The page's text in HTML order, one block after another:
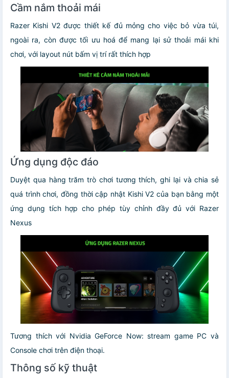
Cầm nắm thoải mái
Razer Kishi V2 được thiết kế đủ mỏng cho việc bỏ vừa túi,
ngoài ra, còn được tối ưu hoá để mang lại sử thoải mái khi
chơi, với layout nút bấm vị trí rất thích hợp
Ứng dụng độc đáo
Duyệt qua hàng trăm trò chơi tương thích, ghi lại và chia sẻ
quá trình chơi, đồng thời cập nhật Kishi V2 của bạn bằng một
ứng dụng tích hợp cho phép tùy chỉnh đầy đủ với Razer
Nexus
Tương thích với Nvidia GeForce Now: stream game PC và
Console chơi trên điện thoại.
Thông số kỹ thuật